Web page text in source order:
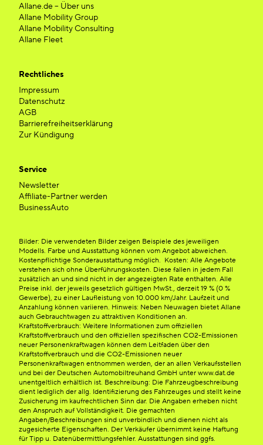
Allane.de – Über uns
Allane Mobility Group
Allane Mobility Consulting
Allane Fleet
Rechtliches
Impressum
Datenschutz
AGB
Barrierefreiheitserklärung
Zur Kündigung
Service
Newsletter
Affiliate-Partner werden
BusinessAuto
Bilder: Die verwendeten Bilder zeigen Beispiele des jeweiligen
Modells. Farbe und Ausstattung können vom Angebot abweichen.
Kostenpflichtige Sonderausstattung möglich. Kosten: Alle Angebote
verstehen sich ohne Überführungskosten. Diese fallen in jedem Fall
zusätzlich an und sind nicht in der angezeigten Rate enthalten. Alle
Preise inkl. der jeweils gesetzlich gültigen MwSt., derzeit 19 % (0 %
Gewerbe), zu einer Laufleistung von 10.000 km/Jahr. Laufzeit und
Anzahlung können variieren. Hinweis: Neben Neuwagen bietet Allane
auch Gebrauchtwagen zu attraktiven Konditionen an.
Kraftstoffverbrauch: Weitere Informationen zum offiziellen
Kraftstoffverbrauch und den offiziellen spezifischen CO2-Emissionen
neuer Personenkraftwagen können dem Leitfaden über den
Kraftstoffverbrauch und die CO2-Emissionen neuer
Personenkraftwagen entnommen werden, der an allen Verkaufsstellen
und bei der Deutschen Automobiltreuhand GmbH unter www.dat.de
unentgeltlich erhältlich ist. Beschreibung: Die Fahrzeugbeschreibung
dient lediglich der allg. Identifizierung des Fahrzeuges und stellt keine
Zusicherung im kaufrechtlichen Sinn dar. Die Angaben erheben nicht
den Anspruch auf Vollständigkeit. Die gemachten
Angaben/Beschreibungen sind unverbindlich und dienen nicht als
zugesicherte Eigenschaften. Der Verkäufer übernimmt keine Haftung
für Tipp u. Datenübermittlungsfehler. Ausstattungen sind ggfs.